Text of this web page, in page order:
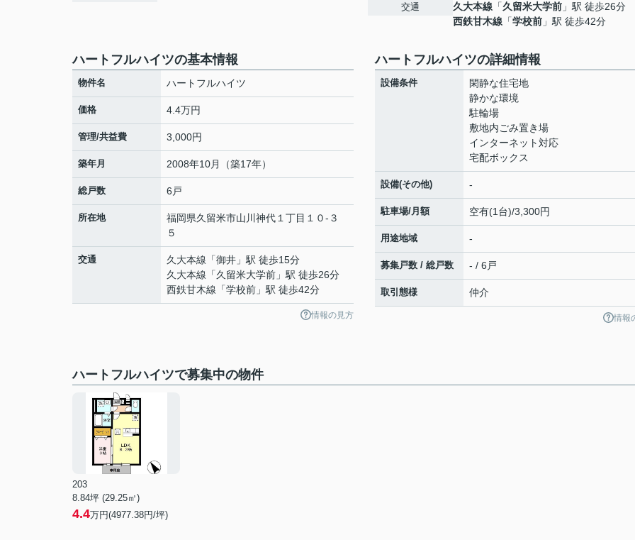
交通
久大本線 「久留米大学前 」駅 徒歩26分
西鉄甘木線 「学校前 」駅 徒歩42分
ハートフルハイツの基本情報
物件名 ハートフルハイツ
価格 4.4万円
管理/共益費 3,000円
築年月 2008年10月（築17年）
総戸数 6戸
所在地 福岡県久留米市山川神代 １丁目１０-３
５
交通 久大本線 「御井 」駅 徒歩15分
久大本線 「久留米大学前 」駅 徒歩26分
西鉄甘木線 「学校前 」駅 徒歩42分
情報の見方
ハートフルハイツの詳細情報
設備条件
閑静な住宅地
静かな環境
駐輪場
敷地内ごみ置き場
インターネット対応
宅配ボックス
設備(その他) -
駐車場/月額 空有(1台)/3,300円
用途地域 -
募集戸数 / 総戸数 - / 6戸
取引態様 仲介
情報
ハートフルハイツで募集中の物件
203
8.84坪 (29.25㎡)
4.4万円(4977.38円/坪)